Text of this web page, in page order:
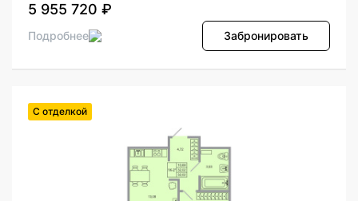
5 955 720 ₽
Подробнее Забронировать
С отделкой